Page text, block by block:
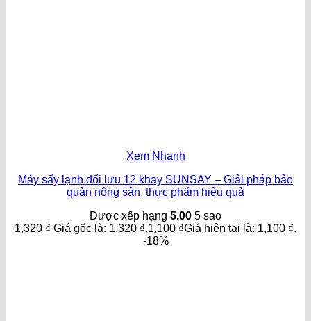
Xem Nhanh
Máy sấy lạnh đối lưu 12 khay SUNSAY – Giải pháp bảo
quản nông sản, thực phẩm hiệu quả
Được xếp hạng 5.00 5 sao
1,320₫ Giá gốc là: 1,320 ₫.1,100 ₫Giá hiện tại là: 1,100 ₫.
-18%